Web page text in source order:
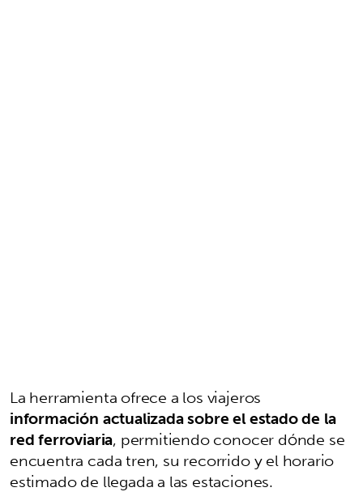
La herramienta ofrece a los viajeros
información actualizada sobre el estado de la
red ferroviaria, permitiendo conocer dónde se
encuentra cada tren, su recorrido y el horario
estimado de llegada a las estaciones.